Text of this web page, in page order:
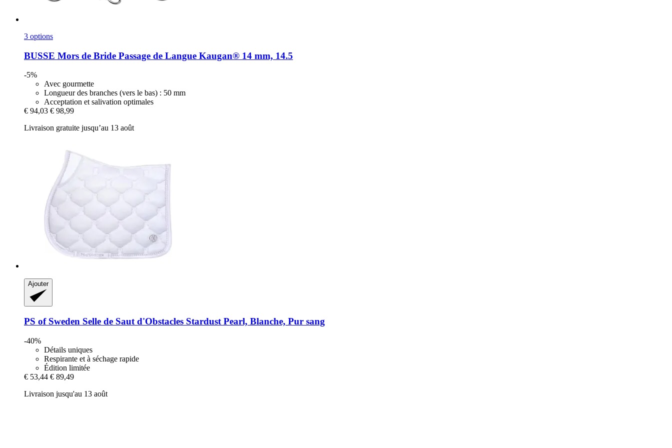
3 options
BUSSE Mors de Bride Passage de Langue Kaugan® 14 mm, 14.5
-5%
Avec gourmette
Longueur des branches (vers le bas) : 50 mm
Acceptation et salivation optimales
€ 94,03 € 98,99
Livraison gratuite jusqu’au 13 août
Ajouter
PS of Sweden Selle de Saut d'Obstacles Stardust Pearl, Blanche, Pur sang
-40%
Détails uniques
Respirante et à séchage rapide
Édition limitée
€ 53,44 € 89,49
Livraison jusqu'au 13 août